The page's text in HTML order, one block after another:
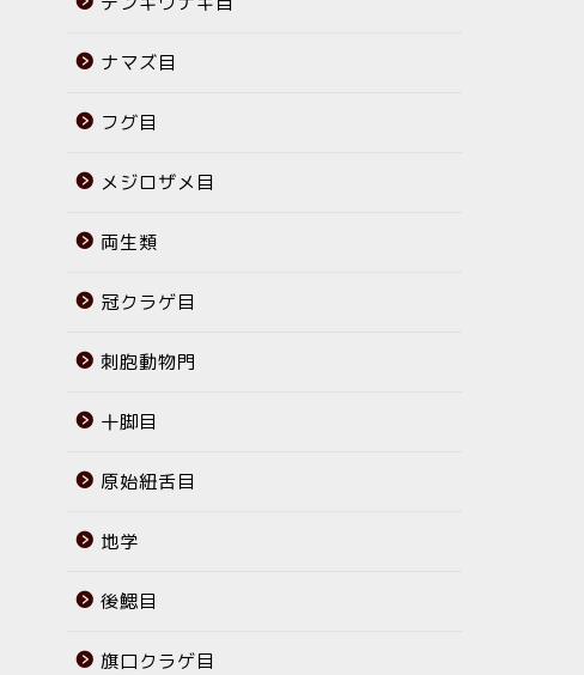
ナマズ目
フグ目
メジロザメ目
両生類
冠クラゲ目
刺胞動物門
十脚目
原始紐舌目
地学
後鰓目
旗口クラゲ目